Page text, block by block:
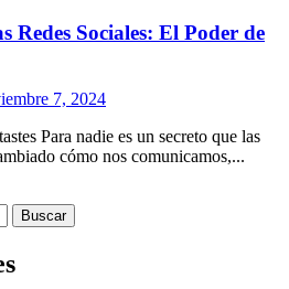
Redes Sociales: El Poder de
7, 2024
Para nadie es un secreto que las
cómo nos comunicamos,...